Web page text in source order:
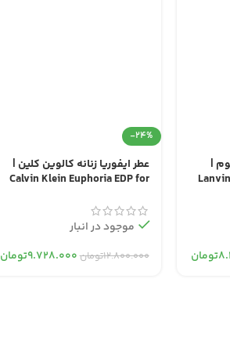
|
تومان
-24%
عطر ایفوریا زنانه کالوین کلین |
Calvin Klein Euphoria EDP for
موجود در انبار
۱۲.۸۰۰.۰۰۰تومان۹.۷۲۸.۰۰۰تومان